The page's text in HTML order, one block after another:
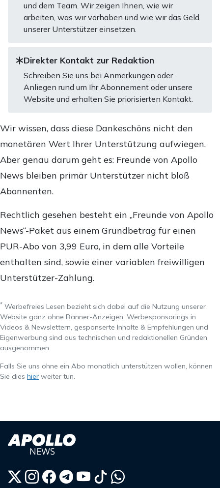
und dem Team. Wir zeigen Ihnen, wie wir
arbeiten, was wir vorhaben und wie wir das Geld
unserer Unterstützer einsetzen.
Direkter Kontakt zur Redaktion
Schreiben Sie uns bei Anmerkungen oder
Anliegen rund um Ihr Abonnement oder unsere
Website und erhalten Sie priorisierten Kontakt.
Wir wissen, dass diese Dankeschöns nicht den
monetären Wert Ihrer Unterstützung aufwiegen.
Aber genau darum geht es: Freunde von Apollo
News bleiben primär Unterstützer nicht bloß
Abonnenten.
Rechtlich gesehen besteht ein „Freunde von Apollo
News“-Paket aus einem Grundbetrag für einen
PUR-Abo von 3,99 Euro, in dem alle Vorteile
enthalten sind, sowie einer variablen freiwilligen
Unterstützer-Zahlung.
* Werbefreies Lesen bezieht sich dabei auf die Nutzung unserer
Website ganz ohne Banner-Anzeigen. Werbesponsorings in
Videos & Newslettern, gesponserte Inhalte & Empfehlungen und
Eigenwerbung sind aus technischen und redaktionellen Gründen
ausgenommen.
Falls Sie uns ohne ein Abo monatlich unterstützen wollen, können
Sie dies hier weiter tun.